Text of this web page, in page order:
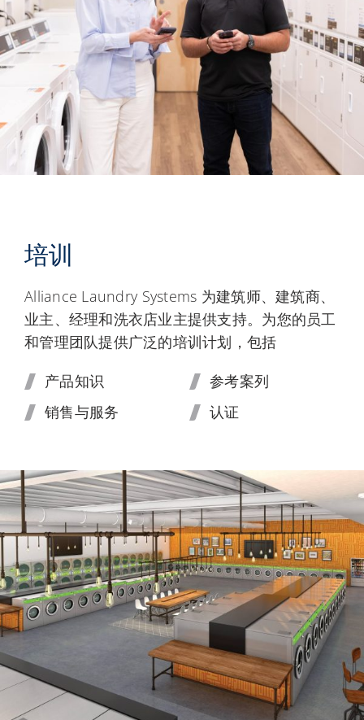
培训
Alliance Laundry Systems 为建筑师、建筑商、
业主、经理和洗衣店业主提供支持。为您的员工
和管理团队提供广泛的培训计划，包括
产品知识
销售与服务
参考案列
认证